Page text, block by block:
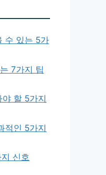
수 있는 5가
7가지 팁
할 5가지
적인 5가지
신호